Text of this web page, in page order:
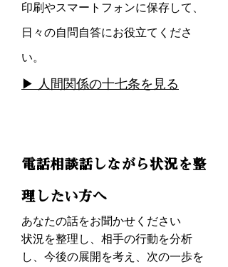
印刷やスマートフォンに保存して、
日々の自問自答にお役立てくださ
い。
▶ 人間関係の十七条を見る
電話相談話しながら状況を整
理したい方へ
あなたの話をお聞かせください
状況を整理し、相手の行動を分析
し、今後の展開を考え、次の一歩を